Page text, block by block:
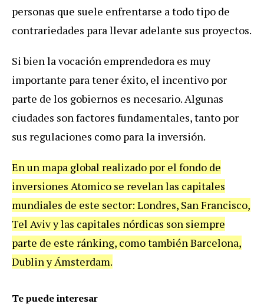
personas que suele enfrentarse a todo tipo de
contrariedades para llevar adelante sus proyectos.
Si bien la vocación emprendedora es muy
importante para tener éxito, el incentivo por
parte de los gobiernos es necesario. Algunas
ciudades son factores fundamentales, tanto por
sus regulaciones como para la inversión.
En un mapa global realizado por el fondo de
inversiones Atomico se revelan las capitales
mundiales de este sector: Londres, San Francisco,
Tel Aviv y las capitales nórdicas son siempre
parte de este ránking, como también Barcelona,
Dublin y Ámsterdam.
Te puede interesar